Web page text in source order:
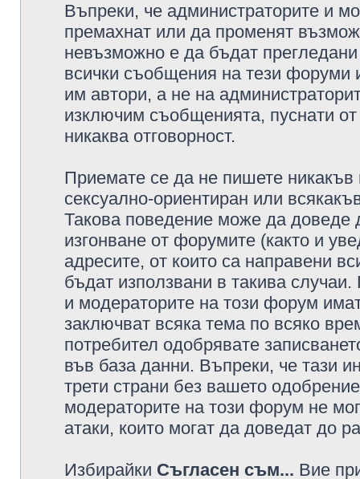
Въпреки, че администраторите и
премахнат или да променят
невъзможно е да бъдат
всички съобщения на тези форуми
им автори, а не на
изключим съобщенията, пуснати
никаква отговорност.
Приемате се да не пишете никакъв
сексуално-ориентиран или
Такова поведение може да доведе
изгонване от форумите (както и
адресите, от които са направени
бъдат използвани в такива
и модераторите на този форум
заключват всяка тема по всяко
потребител одобрявате
във база данни. Въпреки, че тази
трети страни без вашето
модераторите на този форум не
атаки, които могат да доведат до
Избирайки Съгласен съм... Вие